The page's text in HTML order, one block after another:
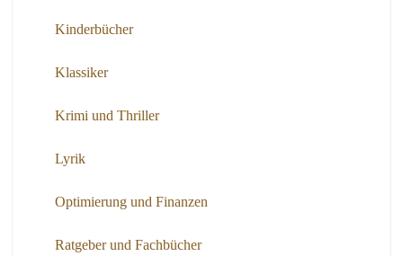
Kinderbücher
Klassiker
Krimi und Thriller
Lyrik
Optimierung und Finanzen
Ratgeber und Fachbücher